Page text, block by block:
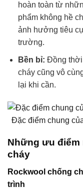
hoàn toàn từ
phẩm không hề
ảnh hưởng tiêu
trường.
Bền bỉ: Đồng
cháy cũng vô
lại khi cần.
Đặc điểm chung
Những ưu điểm
cháy
Rockwool chống
trình